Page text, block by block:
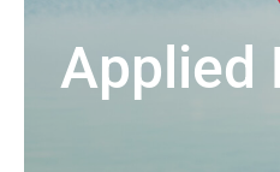
Applied